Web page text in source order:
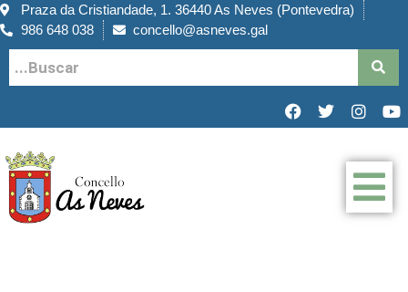
Praza da Cristiandade, 1. 36440 As Neves (Pontevedra)
986 648 038
concello@asneves.gal